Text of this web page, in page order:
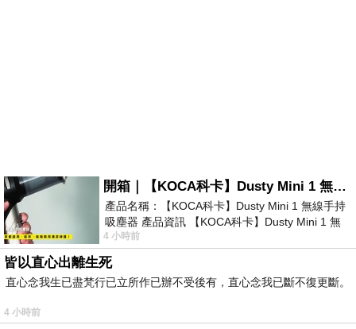
開箱｜【KOCA科卡】Dusty Mini 1 無線手持吸塵器
產品名稱：【KOCA科卡】Dusty Mini 1 無線手持
吸塵器 產品資訊 【KOCA科卡】Dusty Mini 1 無
線手持吸塵器評語： 能吸、能吹兼具兩
4 小時前
皆以直心出離生死
直心念我生已盡梵行已立所作已辦不受後有，直心念我已斷不復更斷。
4 小時前